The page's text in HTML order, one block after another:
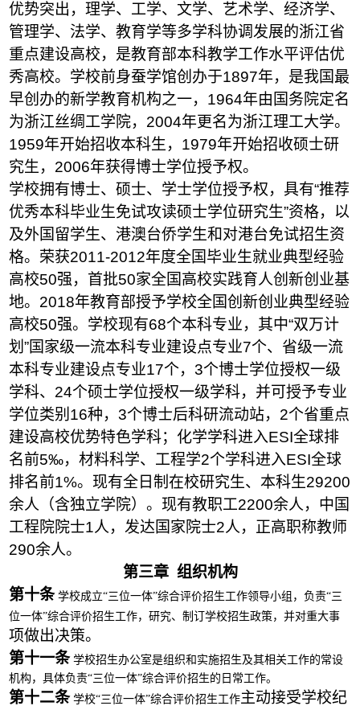
优势突出，理学、工学、文学、艺术学、经济学、
管理学、法学、教育学等多学科协调发展的浙江省
重点建设高校，是教育部本科教学工作水平评估优
秀高校。学校前身蚕学馆创办于1897年，是我国最
早创办的新学教育机构之一，1964年由国务院定名
为浙江丝绸工学院，2004年更名为浙江理工大学。
1959年开始招收本科生，1979年开始招收硕士研
究生，2006年获得博士学位授予权。
学校拥有博士、硕士、学士学位授予权，具有“推荐
优秀本科毕业生免试攻读硕士学位研究生”资格，以
及外国留学生、港澳台侨学生和对港台免试招生资
格。荣获2011-2012年度全国毕业生就业典型经验
高校50强，首批50家全国高校实践育人创新创业基
地。2018年教育部授予学校全国创新创业典型经验
高校50强。学校现有68个本科专业，其中“双万计
划”国家级一流本科专业建设点专业7个、省级一流
本科专业建设点专业17个，3个博士学位授权一级
学科、24个硕士学位授权一级学科，并可授予专业
学位类别 16种，3个博士后科研流动站，2个省重点
建设高校优势特色学科；化学学科进入ESI全球排
名前5‰，材料科学、工程学2个学科进入ESI全球
排名前1%。现有全日制在校研究生、本科生29200
余人（含独立学院）。现有教职工2200余人，中国
工程院院士1人，发达国家院士2人，正高职称教师
290余人。
第三章 组织机构
第十条 学校成立“三位一体”综合评价招生工作领导小组，负责“三
位一体”综合评价招生工作，研究、制订学校招生政策，并对重大事
项做出决策。
第十一条学校招生办公室是组织和实施招生及其相关工作的常设
机构，具体负责“三位一体”综合评价招生的日常工作。
第十二条学校“三位一体”综合评价招生工作主动接受学校纪